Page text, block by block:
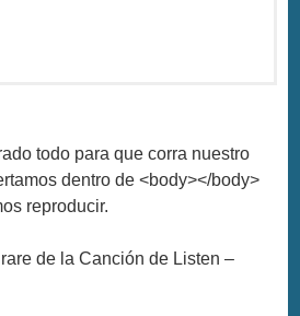
todo para que corra nuestro
dentro de <body></body>
reproducir.
de la Canción de Listen –